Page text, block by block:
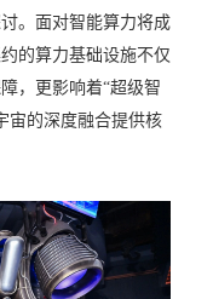
。面对智能算力将成
的算力基础设施不仅
，更影响着“超级智
宙的深度融合提供核